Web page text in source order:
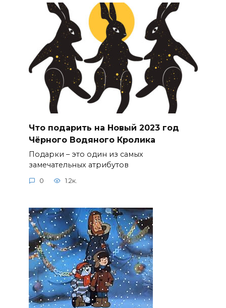
Что подарить на Новый 2023 год
Чёрного Водяного Кролика
Подарки – это один из самых
замечательных атрибутов
0 1.2к.